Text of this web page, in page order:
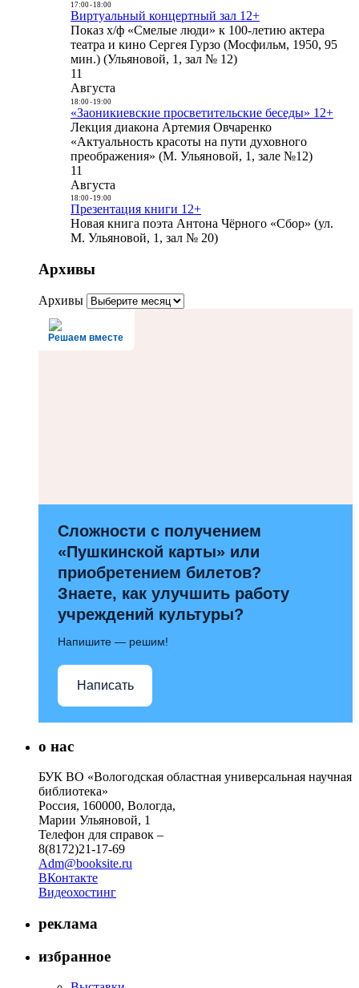
17:00- 18:00
Виртуальный концертный зал 12+
Показ х/ф «Смелые люди» к 100-летию актера
театра и кино Сергея Гурзо (Мосфильм, 1950, 95
мин.) (Ульяновой, 1, зал № 12)
11
Августа
18:00- 19:00
«Заоникиевские просветительские беседы» 12+
Лекция диакона Артемия Овчаренко
«Актуальность красоты на пути духовного
преображения» (М. Ульяновой, 1, зале №12)
11
Августа
18:00- 19:00
Презентация книги 12+
Новая книга поэта Антона Чёрного «Сбор» (ул.
М. Ульяновой, 1, зал № 20)
Архивы
Архивы
Решаем вместе
Сложности с получением
«Пушкинской карты» или
приобретением билетов?
Знаете, как улучшить работу
учреждений культуры?
Напишите — решим!
Написать
о нас
БУК ВО «Вологодская областная универсальная научная
библиотека»
Россия, 160000, Вологда,
Марии Ульяновой, 1
Телефон для справок –
8(8172)21-17-69
Adm@booksite.ru
ВКонтакте
Видеохостинг
реклама
избранное